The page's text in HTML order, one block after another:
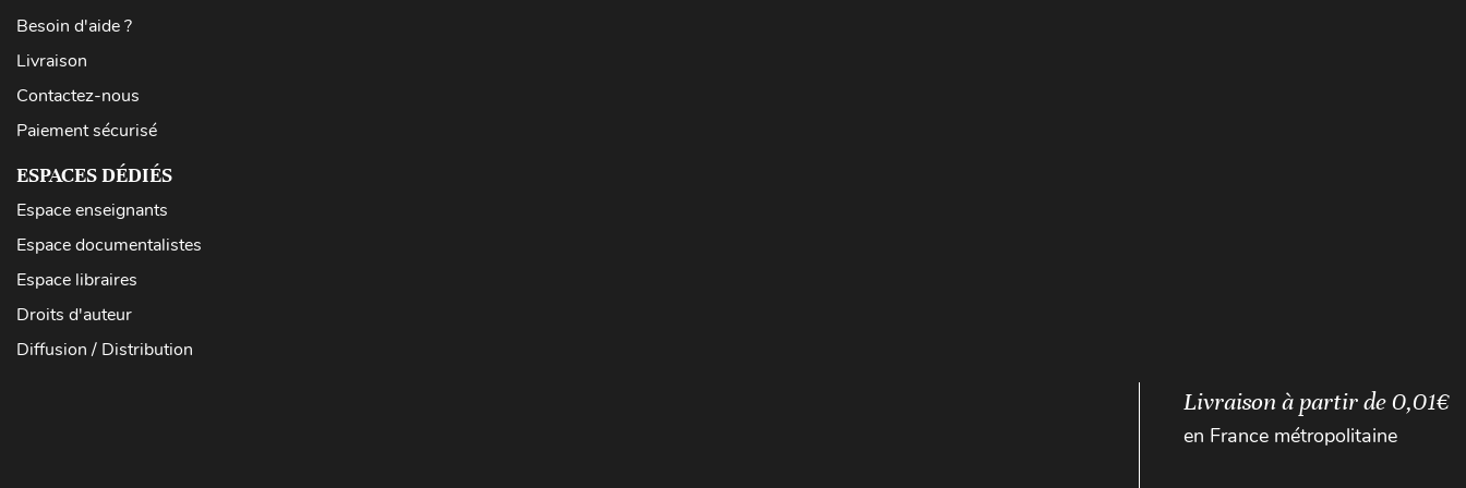
Besoin d'aide ?
Livraison
Contactez-nous
Paiement sécurisé
ESPACES DÉDIÉS
Espace enseignants
Espace documentalistes
Espace libraires
Droits d'auteur
Diffusion / Distribution
Livraison à partir de 0,01€
en France métropolitaine